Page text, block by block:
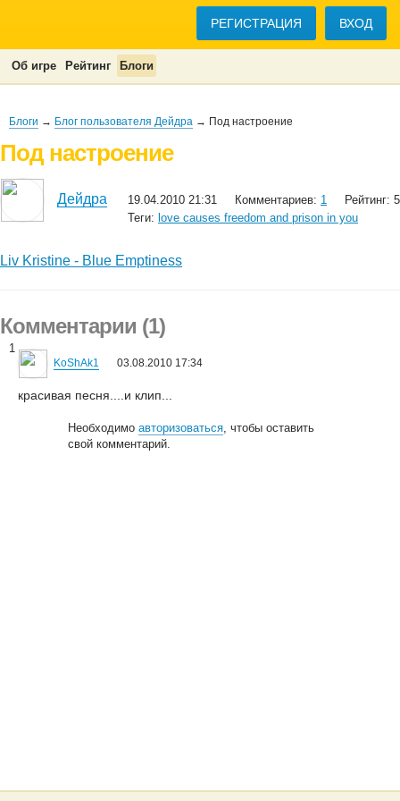
РЕГИСТРАЦИЯ ВХОД
Об игре Рейтинг Блоги
Блоги → Блог пользователя Дейдра → Под настроение
Под настроение
Дейдра 19.04.2010 21:31 Комментариев: 1
Рейтинг: 5
Теги: love causes freedom and prison in you
Liv Kristine - Blue Emptiness
Комментарии (1)
1
KoShAk1 03.08.2010 17:34
красивая песня....и клип...
Необходимоавторизоваться, чтобы оставить
свой комментарий.